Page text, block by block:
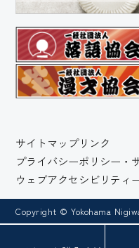
サイトマップリンク
プライバシーポリシー・
ウェブアクセシビリティ
Copyright © Yokohama